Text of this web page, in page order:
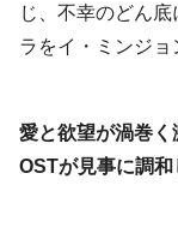
じ、不幸のどん
ラをイ・ミンジョ
愛と欲望が渦巻
OSTが見事に調和